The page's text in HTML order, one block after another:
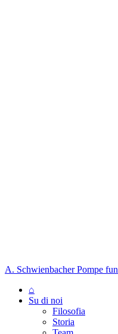
A. Schwienbacher Pompe
⌂
Su di noi
Filosofia
Storia